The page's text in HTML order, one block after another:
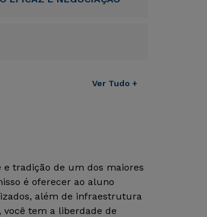
Ver Tudo +
tradição de um dos maiores
é oferecer ao aluno
além de infraestrutura
você tem a liberdade de
Rápido e fácil
WhatsApp
Rápido e fácil
WhatsApp